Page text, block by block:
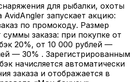
для рыбалки, охоты
AvidAngler запускает акцию:
по промокоду. Размер
суммы заказа: при покупке от
20%, от 10 000 рублей —
— 30% . Зарегистрированным
начисляется автоматически
заказа и отображается в